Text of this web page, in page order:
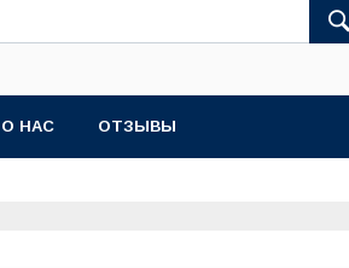
О НАС ОТЗЫВЫ